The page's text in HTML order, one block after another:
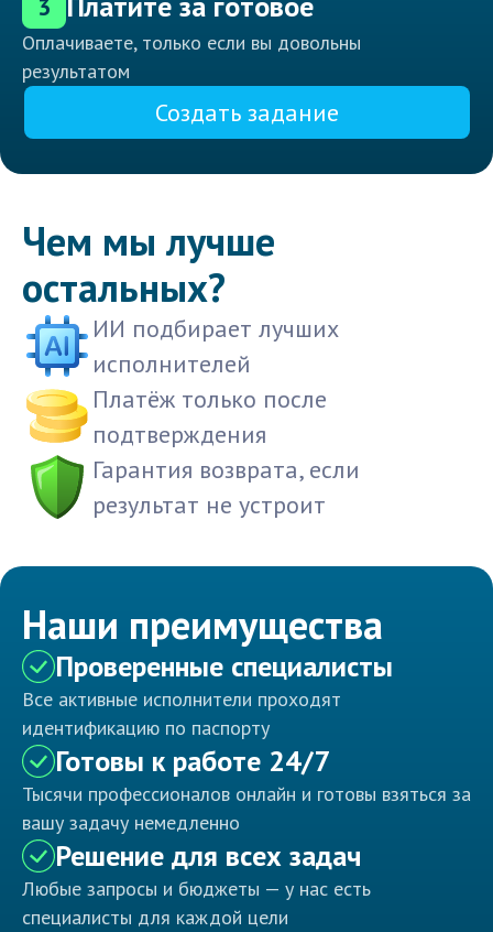
3
Оплачиваете, только если вы довольны
результатом
Создать задание
Чем мы лучше
остальных?
ИИ подбирает лучших
исполнителей
Платёж только после
подтверждения
Гарантия возврата, если
результат не устроит
Наши преимущества
Проверенные специалисты
Все активные исполнители проходят
идентификацию по паспорту
Готовы к работе 24/7
Тысячи профессионалов онлайн и готовы взяться за
вашу задачу немедленно
Решение для всех задач
Любые запросы и бюджеты — у нас есть
специалисты для каждой цели